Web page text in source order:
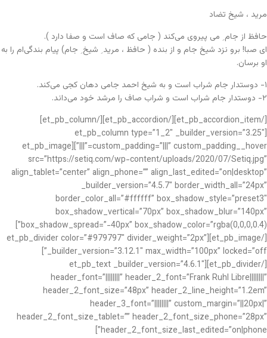
مرید ، شیخ تضاد
حافظ از جام ِ می پیروی می‌کند ( جامی که صاف است و صفا دارد ).
ای صبا! برو نزد شیخ جام و از بنده ( حافظ ، مرید ِ شیخ ِ جام) پیام بندگی‌ام را به
او برسان.
۱- دوستدار جام شراب است و به شیخ احمد جامی دهان کجی می‌کند.
۲- دوستدار جام شراب است و شراب صاف را مرشد خود می‌داند.
[/et_pb_accordion_item][/et_pb_accordion][/et_pb_column]
[et_pb_column type=”1_2″ _builder_version=”3.25″
custom_padding=”|||” custom_padding__hover=”|||”][et_pb_image
src=”https://setiq.com/wp-content/uploads/2020/07/Setiq.jpg”
align_tablet=”center” align_phone=”” align_last_edited=”on|desktop”
_builder_version=”4.5.7″ border_width_all=”24px”
border_color_all=”#ffffff” box_shadow_style=”preset3″
box_shadow_vertical=”70px” box_shadow_blur=”140px”
box_shadow_spread=”-40px” box_shadow_color=”rgba(0,0,0,0.4)”]
[/et_pb_image][et_pb_divider color=”#979797″ divider_weight=”2px”
_builder_version=”3.12.1″ max_width=”100px” locked=”off”]
[/et_pb_divider][et_pb_text _builder_version=”4.6.1″
header_font=”||||||||” header_2_font=”Frank Ruhl Libre||||||||”
header_2_font_size=”48px” header_2_line_height=”1.2em”
header_3_font=”||||||||” custom_margin=”||20px|”
header_2_font_size_tablet=”” header_2_font_size_phone=”28px”
header_2_font_size_last_edited=”on|phone”]